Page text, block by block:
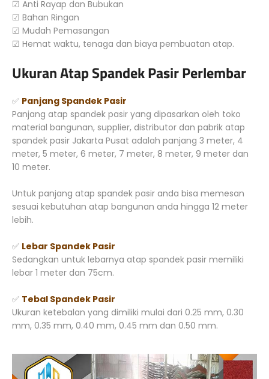
☑ Anti Rayap dan Bubukan
☑ Bahan Ringan
☑ Mudah Pemasangan
☑ Hemat waktu, tenaga dan biaya pembuatan atap.
Ukuran Atap Spandek Pasir Perlembar
✅ Panjang Spandek Pasir
Panjang atap spandek pasir yang dipasarkan oleh toko
material bangunan, supplier, distributor dan pabrik atap
spandek pasir Jakarta Pusat adalah panjang 3 meter, 4
meter, 5 meter, 6 meter, 7 meter, 8 meter, 9 meter dan
10 meter.
Untuk panjang atap spandek pasir anda bisa memesan
sesuai kebutuhan atap bangunan anda hingga 12 meter
lebih.
✅ Lebar Spandek Pasir
Sedangkan untuk lebarnya atap spandek pasir memiliki
lebar 1 meter dan 75cm.
✅ Tebal Spandek Pasir
Ukuran ketebalan yang dimiliki mulai dari 0.25 mm, 0.30
mm, 0.35 mm, 0.40 mm, 0.45 mm dan 0.50 mm.